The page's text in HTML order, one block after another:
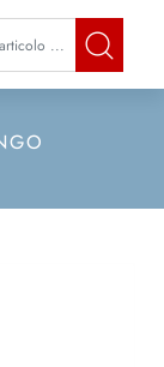
di un filtro